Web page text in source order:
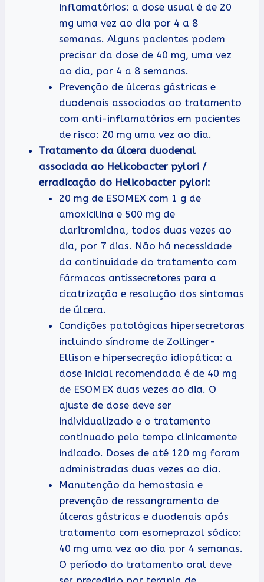
inflamatórios: a dose usual é de 20
mg uma vez ao dia por 4 a 8
semanas. Alguns pacientes podem
precisar da dose de 40 mg, uma vez
ao dia, por 4 a 8 semanas.
Prevenção de úlceras gástricas e
duodenais associadas ao tratamento
com anti-inflamatórios em pacientes
de risco: 20 mg uma vez ao dia.
Tratamento da úlcera duodenal
associada ao Helicobacter pylori /
erradicação do Helicobacter pylori:
20 mg de ESOMEX com 1 g de
amoxicilina e 500 mg de
claritromicina, todos duas vezes ao
dia, por 7 dias. Não há necessidade
da continuidade do tratamento com
fármacos antissecretores para a
cicatrização e resolução dos sintomas
de úlcera.
Condições patológicas hipersecretoras
incluindo síndrome de Zollinger-
Ellison e hipersecreção idiopática: a
dose inicial recomendada é de 40 mg
de ESOMEX duas vezes ao dia. O
ajuste de dose deve ser
individualizado e o tratamento
continuado pelo tempo clinicamente
indicado. Doses de até 120 mg foram
administradas duas vezes ao dia.
Manutenção da hemostasia e
prevenção de ressangramento de
úlceras gástricas e duodenais após
tratamento com esomeprazol sódico:
40 mg uma vez ao dia por 4 semanas.
O período do tratamento oral deve